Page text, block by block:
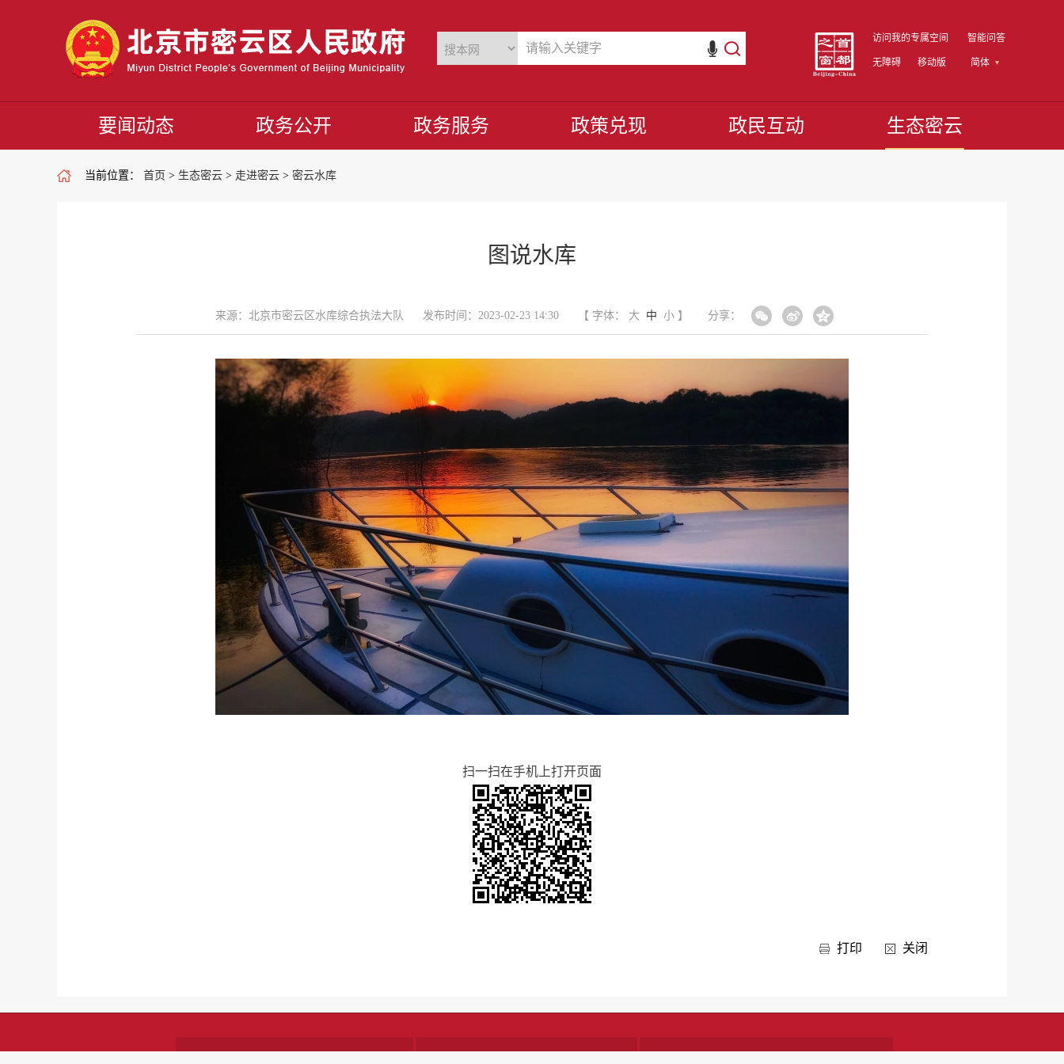
访问我的专属空间 智能问答
无障碍 移动版 简体
要闻动态 政务公开 政务服务 政策兑现 政民互动 生态密云
当前位置： 首页 > 生态密云 > 走进密云 > 密云水库
图说水库
来源：北京市密云区水库综合执法大队 发布时间：2023-02-23 14:30 【 字体： 大 中 小】 分享：
扫一扫在手机上打开页面
打印 关闭